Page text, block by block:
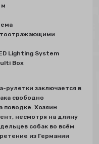
м
Lighting System
Box
рулетки заключается в
свободно
поводке. Хозяин
несмотря на длину
собак во всём
из Германии